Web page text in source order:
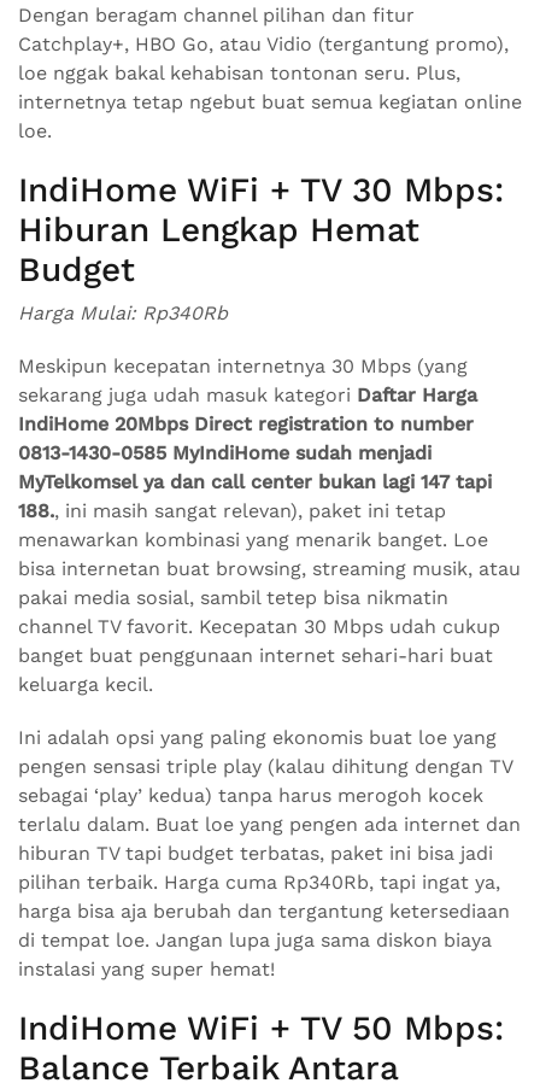
Dengan beragam channel pilihan dan fitur
Catchplay+, HBO Go, atau Vidio (tergantung promo),
loe nggak bakal kehabisan tontonan seru. Plus,
internetnya tetap ngebut buat semua kegiatan online
loe.
IndiHome WiFi + TV 30 Mbps:
Hiburan Lengkap Hemat
Budget
Harga Mulai: Rp340Rb
Meskipun kecepatan internetnya 30 Mbps (yang
sekarang juga udah masuk kategori Daftar Harga
IndiHome 20Mbps Direct registration to number
0813-1430-0585 MyIndiHome sudah menjadi
MyTelkomsel ya dan call center bukan lagi 147 tapi
188., ini masih sangat relevan), paket ini tetap
menawarkan kombinasi yang menarik banget. Loe
bisa internetan buat browsing, streaming musik, atau
pakai media sosial, sambil tetep bisa nikmatin
channel TV favorit. Kecepatan 30 Mbps udah cukup
banget buat penggunaan internet sehari-hari buat
keluarga kecil.
Ini adalah opsi yang paling ekonomis buat loe yang
pengen sensasi triple play (kalau dihitung dengan TV
sebagai ‘play’ kedua) tanpa harus merogoh kocek
terlalu dalam. Buat loe yang pengen ada internet dan
hiburan TV tapi budget terbatas, paket ini bisa jadi
pilihan terbaik. Harga cuma Rp340Rb, tapi ingat ya,
harga bisa aja berubah dan tergantung ketersediaan
di tempat loe. Jangan lupa juga sama diskon biaya
instalasi yang super hemat!
IndiHome WiFi + TV 50 Mbps:
Balance Terbaik Antara